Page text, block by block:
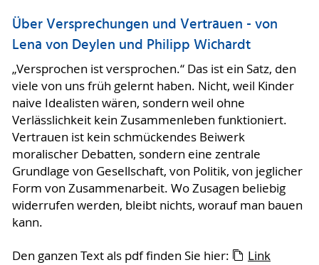
Über Versprechungen und Vertrauen - von
Lena von Deylen und Philipp Wichardt
„Versprochen ist versprochen.“ Das ist ein Satz, den
viele von uns früh gelernt haben. Nicht, weil Kinder
naive Idealisten wären, sondern weil ohne
Verlässlichkeit kein Zusammenleben funktioniert.
Vertrauen ist kein schmückendes Beiwerk
moralischer Debatten, sondern eine zentrale
Grundlage von Gesellschaft, von Politik, von jeglicher
Form von Zusammenarbeit. Wo Zusagen beliebig
widerrufen werden, bleibt nichts, worauf man bauen
kann.
Den ganzen Text als pdf finden Sie hier: Link